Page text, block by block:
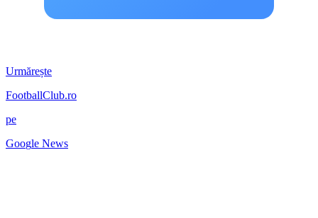
Urmărește
FootballClub.ro
pe
Google News